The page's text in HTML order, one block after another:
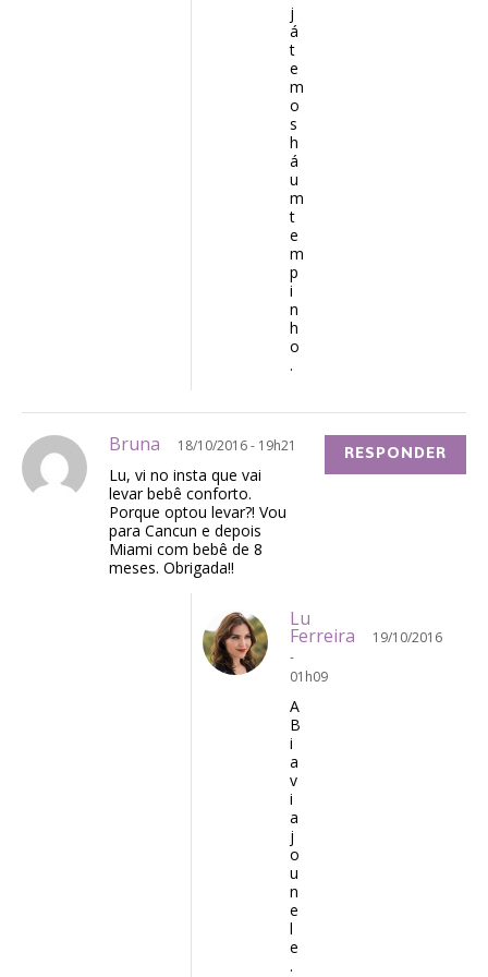
j
á
t
e
m
o
s
h
á
u
m
t
e
m
p
i
n
h
o
.
Bruna 18/10/2016 - 19h21
Lu, vi no insta que vai
levar bebê conforto.
Porque optou levar?! Vou
para Cancun e depois
Miami com bebê de 8
meses. Obrigada!!
RESPONDER
Lu
Ferreira
19/10/2016
-
01h09
A
B
i
a
v
i
a
j
o
u
n
e
l
e
.